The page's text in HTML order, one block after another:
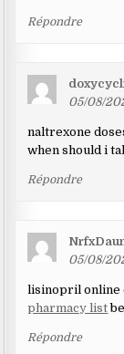
Répondre
05/08/
naltrexone
when should i
Répondre
05/08/
lisinopril online
pharmacy list
Répondre